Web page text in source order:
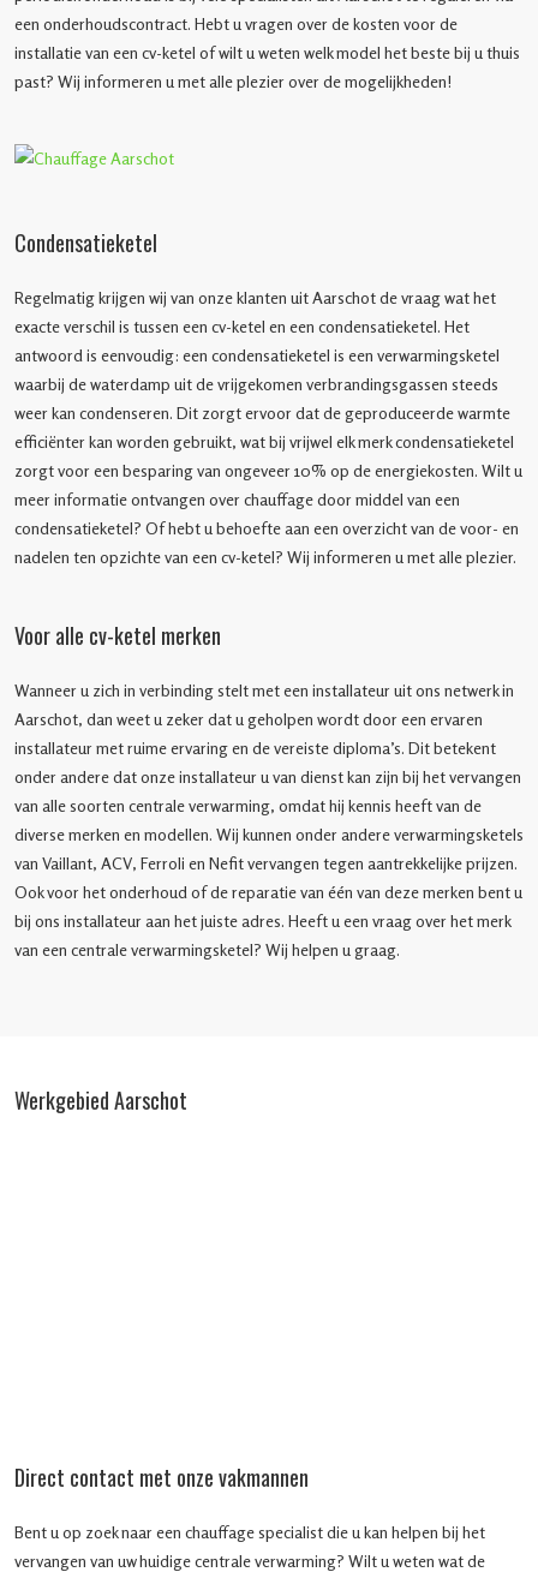
een onderhoudscontract. Hebt u vragen over de kosten voor de
installatie van een cv-ketel of wilt u weten welk model het beste bij u thuis
past? Wij informeren u met alle plezier over de mogelijkheden!
Condensatieketel
Regelmatig krijgen wij van onze klanten uit Aarschot de vraag wat het
exacte verschil is tussen een cv-ketel en een condensatieketel. Het
antwoord is eenvoudig: een condensatieketel is een verwarmingsketel
waarbij de waterdamp uit de vrijgekomen verbrandingsgassen steeds
weer kan condenseren. Dit zorgt ervoor dat de geproduceerde warmte
efficiënter kan worden gebruikt, wat bij vrijwel elk merk condensatieketel
zorgt voor een besparing van ongeveer 10% op de energiekosten. Wilt u
meer informatie ontvangen over chauffage door middel van een
condensatieketel? Of hebt u behoefte aan een overzicht van de voor- en
nadelen ten opzichte van een cv-ketel? Wij informeren u met alle plezier.
Voor alle cv-ketel merken
Wanneer u zich in verbinding stelt met een installateur uit ons netwerk in
Aarschot, dan weet u zeker dat u geholpen wordt door een ervaren
installateur met ruime ervaring en de vereiste diploma’s. Dit betekent
onder andere dat onze installateur u van dienst kan zijn bij het vervangen
van alle soorten centrale verwarming, omdat hij kennis heeft van de
diverse merken en modellen. Wij kunnen onder andere verwarmingsketels
van Vaillant, ACV, Ferroli en Nefit vervangen tegen aantrekkelijke prijzen.
Ook voor het onderhoud of de reparatie van één van deze merken bent u
bij ons installateur aan het juiste adres. Heeft u een vraag over het merk
van een centrale verwarmingsketel? Wij helpen u graag.
Werkgebied Aarschot
Direct contact met onze vakmannen
Bent u op zoek naar een chauffage specialist die u kan helpen bij het
vervangen van uw huidige centrale verwarming? Wilt u weten wat de